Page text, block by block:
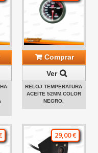
Comprar
Ver
RELOJ TEMPERATURA
ACEITE 52MM.COLOR
NEGRO.
29,00 €